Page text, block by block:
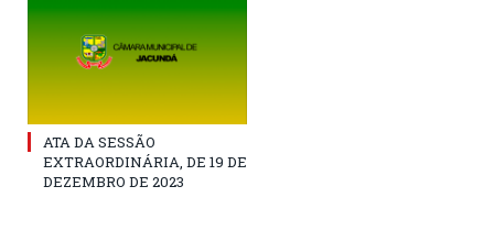
ATA DA SESSÃO
EXTRAORDINÁRIA, DE 19 DE
DEZEMBRO DE 2023